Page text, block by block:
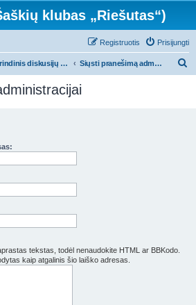
klubas „Riešutas“)
Prisijungti
Registruotis
Pagrindinis diskusijų puslapis Siųsti pranešimą administracijai
tekstas, todėl nenaudokite HTML ar BBKodo.
kaip atgalinis šio laiško adresas.